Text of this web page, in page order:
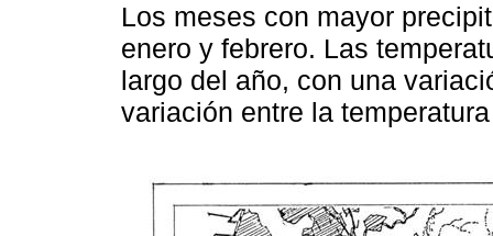
Los meses con mayor
enero y febrero. Las
largo del año, con una
variación entre la